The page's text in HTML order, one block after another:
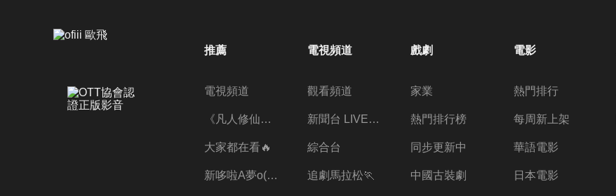
推薦
電視頻道
《凡人修仙傳》第五季全新開播✨
大家都在看🔥
新哆啦A夢o((ﾐﾟｴﾟﾐ))o
電視頻道
觀看頻道
新聞台 LIVE 直播
綜合台
追劇馬拉松🏃
戲劇
家業
熱門排行榜
同步更新中
中國古裝劇
電影
熱門排行
每周新上架
華語電影
日本電影